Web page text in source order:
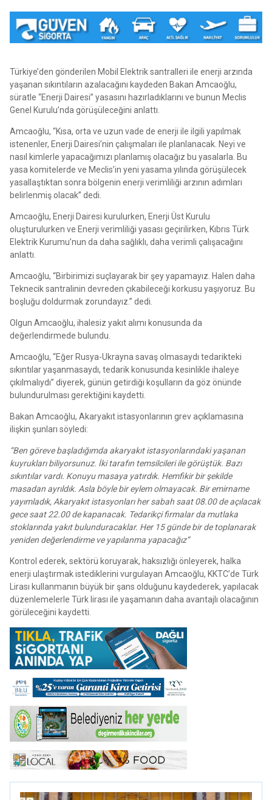
Türkiye’den gönderilen Mobil Elektrik santralleri ile enerji arzında
yaşanan sıkıntıların azalacağını kaydeden Bakan Amcaoğlu,
süratle “Enerji Dairesi” yasasını hazırladıklarını ve bunun Meclis
Genel Kurulu’nda görüşüleceğini anlattı.
Amcaoğlu, “Kısa, orta ve uzun vade de enerji ile ilgili yapılmak
istenenler, Enerji Dairesi’nin çalışmaları ile planlanacak. Neyi ve
nasıl kimlerle yapacağımızı planlamış olacağız bu yasalarla. Bu
yasa komitelerde ve Meclis’in yeni yasama yılında görüşülecek
yasallaştıktan sonra bölgenin enerji verimliliği arzının adımları
belirlenmiş olacak” dedi.
Amcaoğlu, Enerji Dairesi kurulurken, Enerji Üst Kurulu
oluşturulurken ve Enerji verimliliği yasası geçirilirken, Kıbrıs Türk
Elektrik Kurumu’nun da daha sağlıklı, daha verimli çalışacağını
anlattı.
Amcaoğlu, “Birbirimizi suçlayarak bir şey yapamayız. Halen daha
Teknecik santralinin devreden çıkabileceği korkusu yaşıyoruz. Bu
boşluğu doldurmak zorundayız.” dedi.
Olgun Amcaoğlu, ihalesiz yakıt alımı konusunda da
değerlendirmede bulundu.
Amcaoğlu, “Eğer Rusya-Ukrayna savaş olmasaydı tedarikteki
sıkıntılar yaşanmasaydı, tedarik konusunda kesinlikle ihaleye
çıkılmalıydı” diyerek, günün getirdiği koşulların da göz önünde
bulundurulması gerektiğini kaydetti.
Bakan Amcaoğlu, Akaryakıt istasyonlarının grev açıklamasına
ilişkin şunları söyledi:
“Ben göreve başladığımda akaryakıt istasyonlarındaki yaşanan
kuyrukları biliyorsunuz. İki tarafın temsilcileri ile görüştük. Bazı
sıkıntılar vardı. Konuyu masaya yatırdık. Hemfikir bir şekilde
masadan ayrıldık. Asla böyle bir eylem olmayacak. Bir emirname
yayımladık, Akaryakıt istasyonları her sabah saat 08.00 de açılacak
gece saat 22.00 de kapanacak. Tedarikçi firmalar da mutlaka
stoklarında yakıt bulunduracaklar. Her 15 günde bir de toplanarak
yeniden değerlendirme ve yapılanma yapacağız”
Kontrol ederek, sektörü koruyarak, haksızlığı önleyerek, halka
enerji ulaştırmak istediklerini vurgulayan Amcaoğlu, KKTC’de Türk
Lirası kullanmanın büyük bir şans olduğunu kaydederek, yapılacak
düzenlemelerle Türk lirası ile yaşamanın daha avantajlı olacağının
görüleceğini kaydetti.